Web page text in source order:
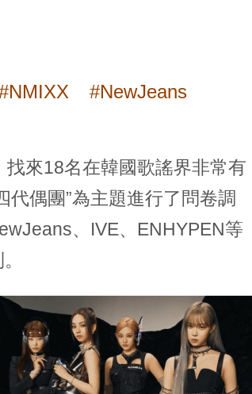
#NewJeans
來18名在韓國歌謠界非常有
代偶團”為主題進行了問卷調
、IVE、ENHYPEN等